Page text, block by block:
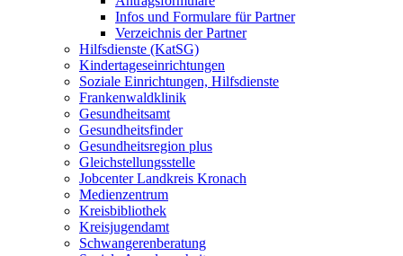
Infos und Formulare für Partner
Verzeichnis der Partner
Hilfsdienste (KatSG)
Kindertageseinrichtungen
Soziale Einrichtungen, Hilfsdienste
Frankenwaldklinik
Gesundheitsamt
Gesundheitsfinder
Gesundheitsregion plus
Gleichstellungsstelle
Jobcenter Landkreis Kronach
Medienzentrum
Kreisbibliothek
Kreisjugendamt
Schwangerenberatung